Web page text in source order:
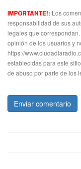
IMPORTANTE!: Los
responsabilidad de sus
legales que
opinión de los usuarios y
https://
establecidas para este
de abuso por parte de los
Enviar comentario